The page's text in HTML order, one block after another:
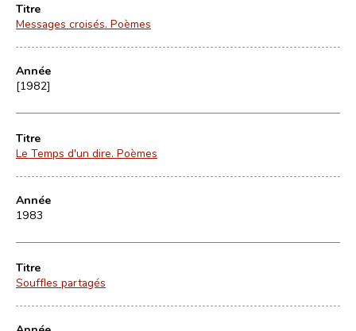
Titre
Messages croisés. Poèmes
Année
[1982]
Titre
Le Temps d'un dire. Poèmes
Année
1983
Titre
Souffles partagés